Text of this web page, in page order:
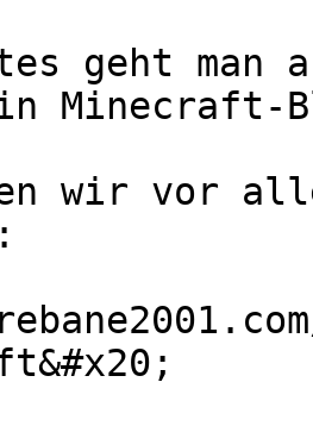
geht man
Minecraft-
wir vor